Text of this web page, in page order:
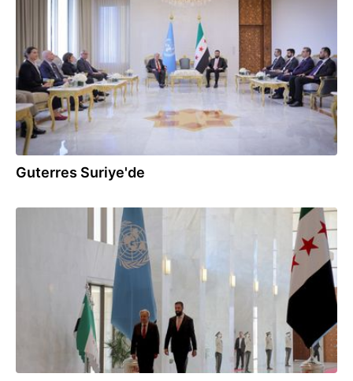
25.07.2026
Guterres Suriye'de